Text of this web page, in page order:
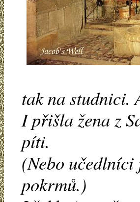
tak na studnici.
I přišla žena z
píti.
(Nebo
pokrmů.)